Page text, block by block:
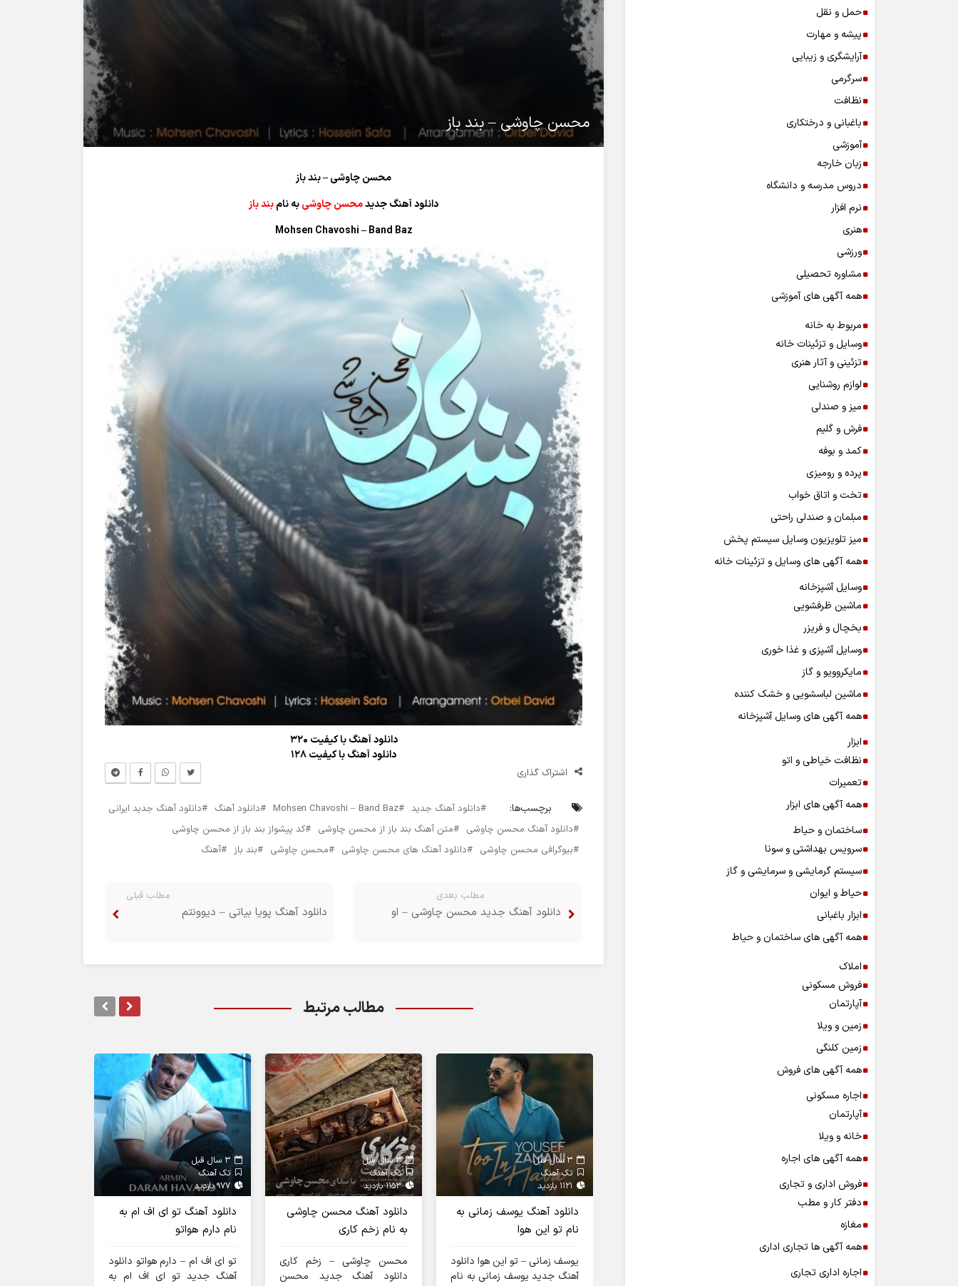
حمل و نقل
پیشه و مهارت
آرایشگری و زیبایی
سرگرمی
نظافت
باغبانی و درختکاری
آموزشی
زبان خارجه
دروس مدرسه و دانشگاه
نرم افزار
هنری
ورزشی
مشاوره تحصیلی
همه آگهی های آموزشی
مربوط به خانه
وسایل و تزئینات خانه
تزئینی و آثار هنری
لوازم روشنایی
میز و صندلی
فرش و گلیم
کمد و بوفه
پرده و رومیزی
تخت و اتاق خواب
مبلمان و صندلی راحتی
میز تلویزیون وسایل سیستم پخش
همه آگهی های وسایل و تزئینات خانه
وسایل آشپزخانه
ماشین ظرفشویی
بخچال و فریزر
وسایل آشپزی و غذا خوری
مایکروویو و گاز
ماشین لباسشویی و خشک کننده
همه آگهی های وسایل آشپزخانه
ابزار
نظافت خیاطی و اتو
تعمیرات
همه آگهی های ابزار
ساختمان و حیاط
سرویس بهداشتی و سونا
سیستم گرمایشی و سرمایشی و گاز
حیاط و ایوان
ابزار باغبانی
همه آگهی های ساختمان و حیاط
املاک
فروش مسکونی
آپارتمان
زمین و ویلا
زمین کلنگی
همه آگهی های فروش
اجاره مسکونی
آپارتمان
خانه و ویلا
همه آگهی های اجاره
فروش اداری و تجاری
دفتر کار و مطب
مغازه
همه آگهی ها تجاری اداری
اجاره اداری تجاری
محسن چاوشی – بند باز
محسن چاوشی – بند باز
دانلود آهنگ جدیدمحسن چاوشیبه نامبند باز
Mohsen Chavoshi – Band Baz
دانلود آهنگ با کیفیت 320
دانلود آهنگ با کیفیت 128
اشتراک گذاری
برچسب‌ها: دانلود آهنگ جدید Mohsen Chavoshi – Band Baz دانلود آهنگ
دانلود آهنگ جدید ایرانی
دانلود آهنگ محسن چاوشی
متن آهنگ بند باز از محسن چاوشی
کد پیشواز بند باز از محسن چاوشی
بیوگرافی محسن چاوشی
دانلود آهنگ های محسن چاوشی محسن چاوشی بند باز آهنگ
مطلب قبلی
دانلود آهنگ پویا بیاتی – دیوونتم
مطلب بعدی
دانلود آهنگ جدید محسن چاوشی – او
مطالب مرتبط
تک آهنگ
دانلود آهنگ یوسف زمانی به
نام تو این هوا
یوسف زمانی – تو این هوا دانلود
آهنگ جدید یوسف زمانی به نام
3 سال قبل
تک آهنگ
1153 بازدید
دانلود آهنگ محسن چاوشی
به نام زخم کاری
محسن چاوشی – زخم کاری
دانلود آهنگ جدید محسن
تک آهنگ
دانلود آهنگ تو ای اف ام به
نام دارم هواتو
تو ای اف ام – دارم هواتو دانلود
آهنگ جدید تو ای اف ام به